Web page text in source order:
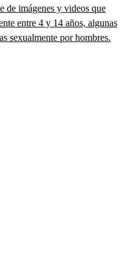
de imágenes y videos que
entre 4 y 14 años, algunas
sexualmente por hombres.